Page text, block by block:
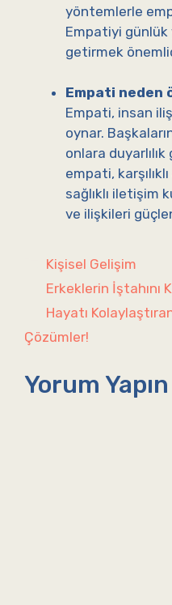
yöntemlerle
Empatiyi günlük
getirmek
Empati neden
Empati, insan
oynar.
onlara
empati,
sağlıklı iletişim
ve ilişkileri
Kategoriler
Kişisel Gelişim
Erkeklerin İştahını
Hayatı
Çözümler!
Yorum Yapın